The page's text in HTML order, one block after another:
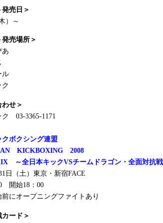
発売日＞
）～
発売場所＞
あ
ル
わせ＞
ク 03-3365-1171
ボクシング連盟
KICKBOXING 2008
～全日本キックVSチームドラゴン・全面対抗
日（土）東京・新宿FACE
開始18：00
にオープニングファイトあり
カード＞